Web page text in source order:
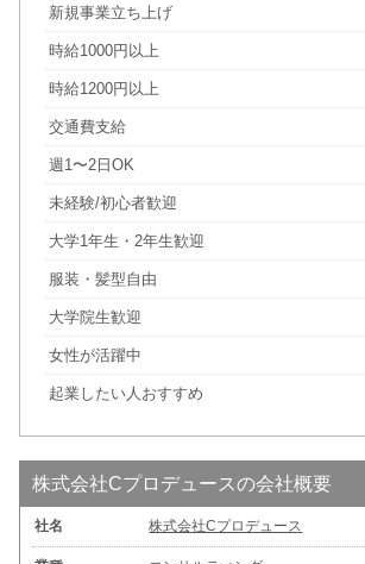
新規事業立ち上げ
時給1000円以上
時給1200円以上
交通費支給
週1〜2日OK
未経験/初心者歓迎
大学1年生・2年生歓迎
服装・髪型自由
大学院生歓迎
女性が活躍中
起業したい人おすすめ
株式会社Cプロデュースの会社概要
社名 株式会社Cプロデュース